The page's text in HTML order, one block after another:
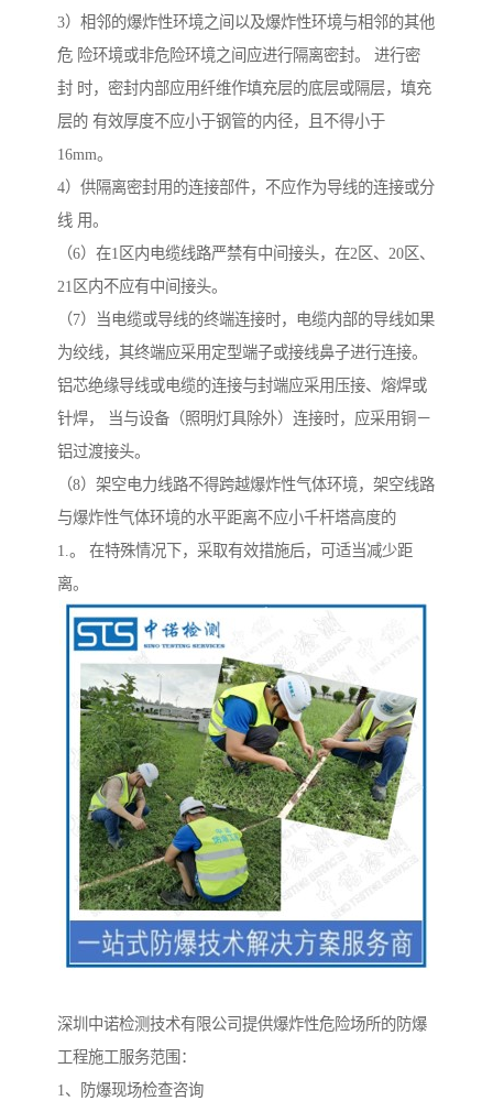
3）相邻的爆炸性环境之间以及爆炸性环境与相邻的其他
危 险环境或非危险环境之间应进行隔离密封。 进行密
封 时，密封内部应用纤维作填充层的底层或隔层，填充
层的 有效厚度不应小于钢管的内径，且不得小于
16mm。
4）供隔离密封用的连接部件，不应作为导线的连接或分
线 用。
（6）在1区内电缆线路严禁有中间接头，在2区、20区、
21区内不应有中间接头。
（7）当电缆或导线的终端连接时，电缆内部的导线如果
为绞线，其终端应采用定型端子或接线鼻子进行连接。
铝芯绝缘导线或电缆的连接与封端应采用压接、熔焊或
针焊， 当与设备（照明灯具除外）连接时，应采用铜－
铝过渡接头。
（8）架空电力线路不得跨越爆炸性气体环境，架空线路
与爆炸性气体环境的水平距离不应小千杆塔高度的
1.。 在特殊情况下，采取有效措施后，可适当减少距
离。
深圳中诺检测技术有限公司提供爆炸性危险场所的防爆
工程施工服务范围：
1、防爆现场检查咨询